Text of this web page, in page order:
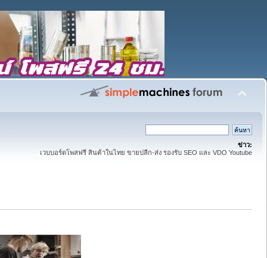
ข่าว:
เวบบอร์ดโพสฟรี สินค้าในไทย ขายปลีก-ส่ง รองรับ SEO และ VDO Youtube